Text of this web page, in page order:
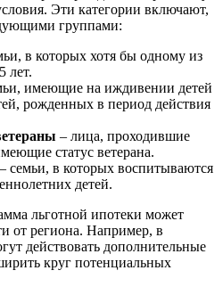
Эти категории включают,
группами:
в которых хотя бы одному из
лет.
имеющие на иждивении детей
рожденных в период действия
– лица, проходившие
статус ветерана.
– семьи, в которых воспитываются
детей.
льготной ипотеки может
от региона. Например, в
действовать дополнительные
круг потенциальных